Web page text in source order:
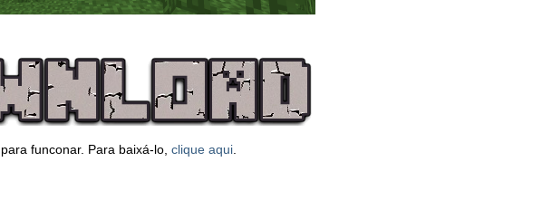
funconar. Para baixá-lo, clique aqui